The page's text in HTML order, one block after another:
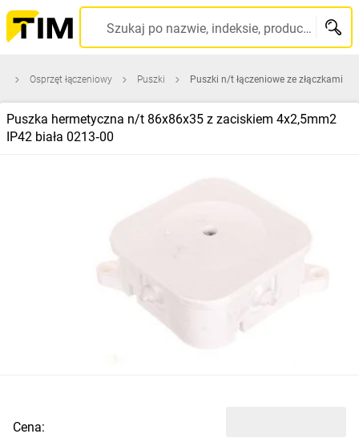
Szukaj po nazwie, indeksie, producencie, kodzie kreskowym...
Osprzęt łączeniowy Puszki Puszki n/t łączeniowe ze złączkami
Puszka hermetyczna n/t 86x86x35 z zaciskiem 4x2,5mm2
IP42 biała 0213‑00
Cena: